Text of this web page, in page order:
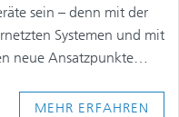
sein – denn mit der
Systemen und mit
neue Ansatzpunkte…
MEHR ERFAHREN